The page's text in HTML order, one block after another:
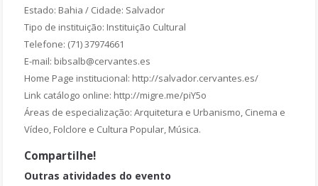
Estado: Bahia / Cidade: Salvador
Tipo de instituição: Instituição Cultural
Telefone: (71) 37974661
E-mail: bibsalb@cervantes.es
Home Page institucional: http://salvador.cervantes.es/
Link catálogo online: http://migre.me/piY5o
Áreas de especialização: Arquitetura e Urbanismo, Cinema e
Vídeo, Folclore e Cultura Popular, Música.
Compartilhe!
Outras atividades do evento